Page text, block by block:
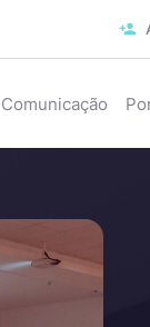
Comunicação